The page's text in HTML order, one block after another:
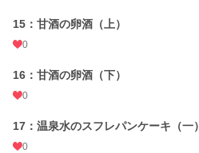
15：甘酒の卵酒（上）
0
16：甘酒の卵酒（下）
0
17：温泉水のスフレパンケーキ（一）
0